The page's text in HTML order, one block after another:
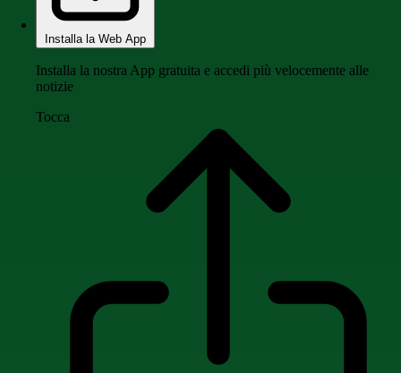
Installa la Web App
Installa la nostra App gratuita e accedi più velocemente alle
notizie
Tocca